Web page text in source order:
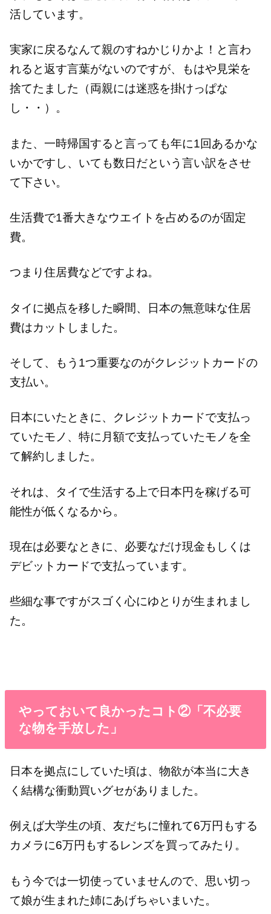
活しています。
実家に戻るなんて親のすねかじりかよ！と言わ
れると返す言葉がないのですが、もはや見栄を
捨てたました（両親には迷惑を掛けっぱな
し・・）。
また、一時帰国すると言っても年に1回あるかな
いかですし、いても数日だという言い訳をさせ
て下さい。
生活費で1番大きなウエイトを占めるのが固定
費。
つまり住居費などですよね。
タイに拠点を移した瞬間、日本の無意味な住居
費はカットしました。
そして、もう1つ重要なのがクレジットカードの
支払い。
日本にいたときに、クレジットカードで支払っ
ていたモノ、特に月額で支払っていたモノを全
て解約しました。
それは、タイで生活する上で日本円を稼げる可
能性が低くなるから。
現在は必要なときに、必要なだけ現金もしくは
デビットカードで支払っています。
些細な事ですがスゴく心にゆとりが生まれまし
た。
やっておいて良かったコト②「不必要
な物を手放した」
日本を拠点にしていた頃は、物欲が本当に大き
く結構な衝動買いグセがありました。
例えば大学生の頃、友だちに憧れて6万円もする
カメラに6万円もするレンズを買ってみたり。
もう今では一切使っていませんので、思い切っ
て娘が生まれた姉にあげちゃいまいた。